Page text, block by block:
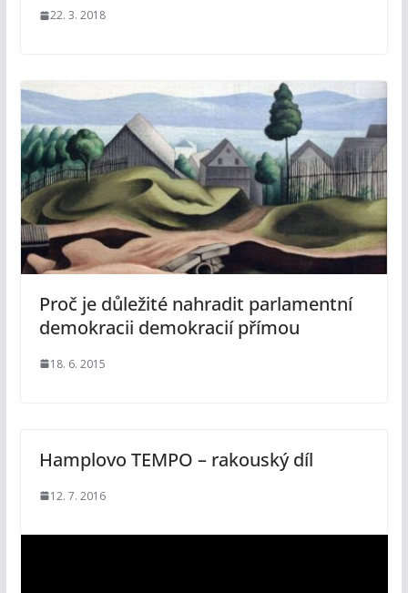
22. 3. 2018
Proč je důležité nahradit parlamentní
demokracii demokracií přímou
18. 6. 2015
Hamplovo TEMPO – rakouský díl
12. 7. 2016